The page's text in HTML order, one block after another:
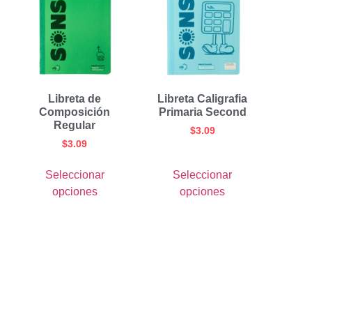
Libreta de
Composición
Regular
$3.09
Seleccionar
opciones
Libreta Caligrafia
Primaria Second
$3.09
Seleccionar
opciones